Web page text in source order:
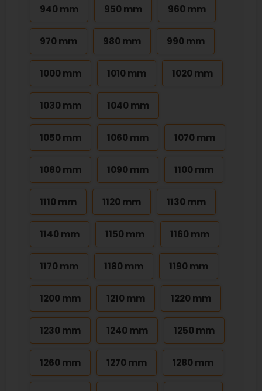
940 mm 950 mm 960 mm
970 mm 980 mm 990 mm
1000 mm 1010 mm 1020 mm
1030 mm 1040 mm
1050 mm 1060 mm 1070 mm
1080 mm 1090 mm 1100 mm
1110 mm 1120 mm 1130 mm
1140 mm 1150 mm 1160 mm
1170 mm 1180 mm 1190 mm
1200 mm 1210 mm 1220 mm
1230 mm 1240 mm 1250 mm
1260 mm 1270 mm 1280 mm